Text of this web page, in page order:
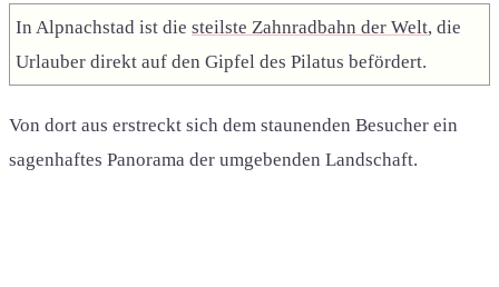
In Alpnachstad ist die steilste Zahnradbahn der Welt, die
Urlauber direkt auf den Gipfel des Pilatus befördert.
Von dort aus erstreckt sich dem staunenden Besucher ein
sagenhaftes Panorama der umgebenden Landschaft.